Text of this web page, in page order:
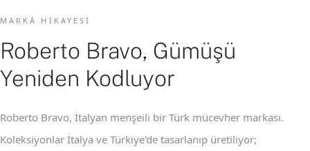
MARKA HIKAYESI
Roberto Bravo, Gümüşü
Yeniden Kodluyor
Roberto Bravo, İtalyan menşeili bir Türk mücevher markası.
Koleksiyonlar İtalya ve Türkiye'de tasarlanıp üretiliyor;